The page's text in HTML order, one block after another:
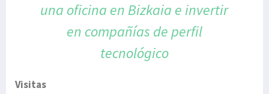
una oficina en Bizkaia e invertir
en compañías de perfil
tecnológico
Visitas